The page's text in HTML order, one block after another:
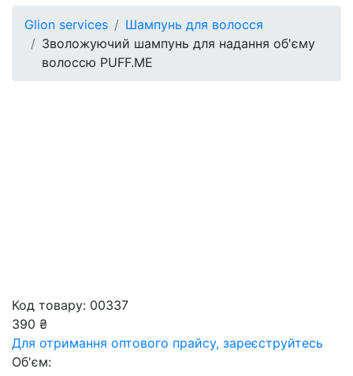
Glion services
Шампунь для волосся
Зволожуючий шампунь для надання об'єму
волоссю PUFF.ME
Код товару: 00337
390 ₴
Для отримання оптового прайсу, зареєструйтесь
Об'єм: